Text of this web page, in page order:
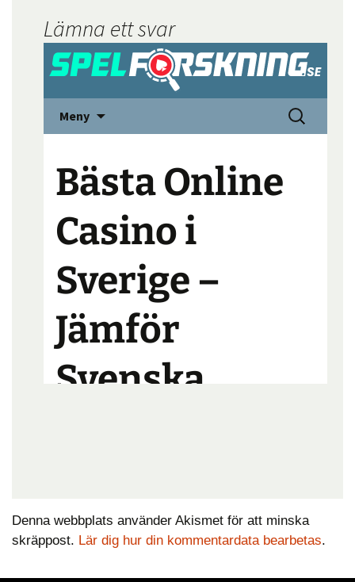
Lämna ett svar
Denna webbplats använder Akismet för att minska
skräppost. Lär dig hur din kommentardata bearbetas.